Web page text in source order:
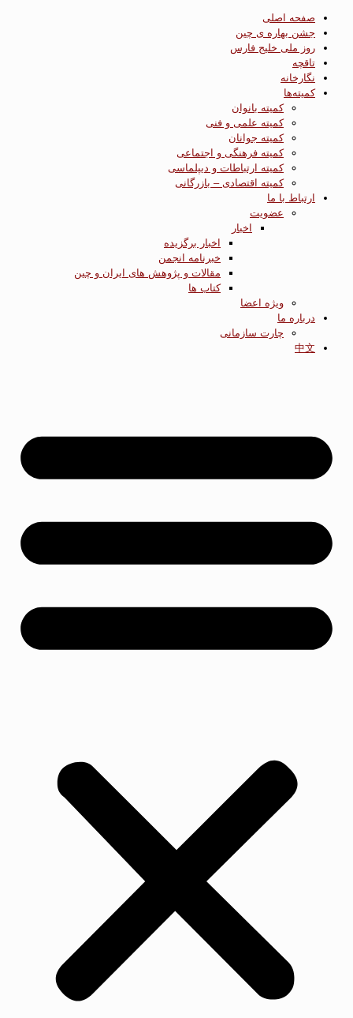
صفحه اصلی
جشن بهاره ی چین
روز ملی خلیج فارس
تاقچه
نگارخانه
کمیته‌ها
کمیته بانوان
کمیته علمی و فنی
کمیته جوانان
کمیته فرهنگی و اجتماعی
کمیته ارتباطات و دیپلماسی
کمیته اقتصادی – بازرگانی
ارتباط با ما
عضویت
اخبار
اخبار برگزیده
خبرنامه انجمن
مقالات و پژوهش های ایران و چین
کتاب ها
ویژه اعضا
درباره ما
چارت سازمانی
中文